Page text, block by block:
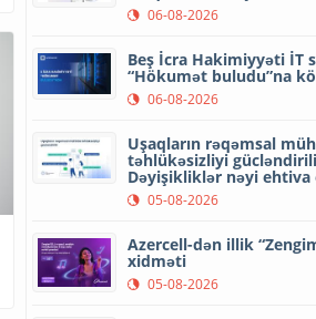
06-08-2026
Beş İcra Hakimiyyəti İT
“Hökumət buludu”na
06-08-2026
Uşaqların rəqəmsal
təhlükəsizliyi
Dəyişikliklər nəyi ehtiva
05-08-2026
Azercell-dən illik
xidməti
05-08-2026